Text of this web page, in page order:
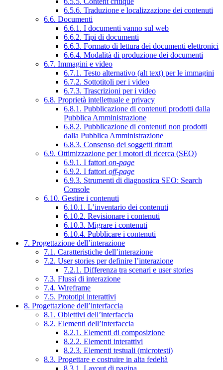
6.5.6. Traduzione e localizzazione dei contenuti
6.6. Documenti
6.6.1. I documenti vanno sul web
6.6.2. Tipi di documenti
6.6.3. Formato di lettura dei documenti elettronici
6.6.4. Modalità di produzione dei documenti
6.7. Immagini e video
6.7.1. Testo alternativo (alt text) per le immagini
6.7.2. Sottotitoli per i video
6.7.3. Trascrizioni per i video
6.8. Proprietà intellettuale e privacy
6.8.1. Pubblicazione di contenuti prodotti dalla
Pubblica Amministrazione
6.8.2. Pubblicazione di contenuti non prodotti
dalla Pubblica Amministrazione
6.8.3. Consenso dei soggetti ritratti
6.9. Ottimizzazione per i motori di ricerca (SEO)
6.9.1. I fattori on-page
6.9.2. I fattori off-page
6.9.3. Strumenti di diagnostica SEO: Search
Console
6.10. Gestire i contenuti
6.10.1. L’inventario dei contenuti
6.10.2. Revisionare i contenuti
6.10.3. Migrare i contenuti
6.10.4. Pubblicare i contenuti
7. Progettazione dell’interazione
7.1. Caratteristiche dell’interazione
7.2. User stories per definire l’interazione
7.2.1. Differenza tra scenari e user stories
7.3. Flussi di interazione
7.4. Wireframe
7.5. Prototipi interattivi
8. Progettazione dell’interfaccia
8.1. Obiettivi dell’interfaccia
8.2. Elementi dell’interfaccia
8.2.1. Elementi di composizione
8.2.2. Elementi interattivi
8.2.3. Elementi testuali (microtesti)
8.3. Progettare e costruire in alta fedeltà
8.3.1. Layout di pagina